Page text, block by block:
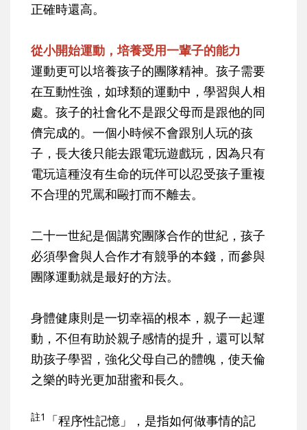
正確時還高。
從小開始運動，培養受用一輩子的能力
運動更可以培養孩子的團隊精神。孩子需要
在互動性強，如球類的運動中，學習與人相
處。孩子的社會化不是跟父母而是跟他的同
儕完成的。一個小時候不會跟別人玩的孩
子，長大後只能去跟電玩遊戲玩，因為只有
電玩這種沒有生命的玩伴可以忍受孩子重複
不合理的咒罵和毆打而不離去。
二十一世紀是個講究團隊合作的世紀，孩子
必須學會與人合作才有競爭的本錢，而參與
團隊運動就是最好的方法。
身體健康則是一切幸福的根本，親子一起運
動，不但有助於親子感情的提升，還可以幫
助孩子學習，強化父母自己的體魄，使天倫
之樂的時光更加甜蜜和長久。
註1
「程序性記憶」，是指如何做事情的記